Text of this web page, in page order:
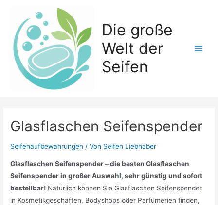
springen
Die große
Welt der
Seifen
Glasflaschen Seifenspender
Seifenaufbewahrungen / Von Seifen Liebhaber
Glasflaschen Seifenspender – die besten Glasflaschen
Seifenspender in großer Auswahl, sehr günstig und sofort
bestellbar! Natürlich können Sie Glasflaschen Seifenspender
in Kosmetikgeschäften, Bodyshops oder Parfümerien finden,